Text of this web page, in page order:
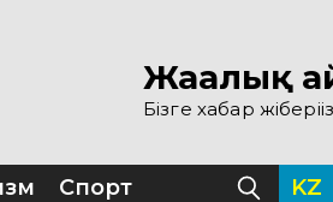
Жаңалық
Бізге хабар жіберіңіз
Спорт KZ